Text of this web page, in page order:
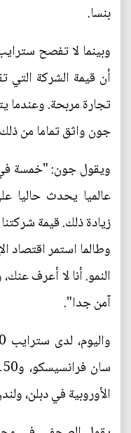
بنسا.
وبينما لا تفصح
تجارة مربحة. وعندما
جون واثق تماما من
ويقول جون: "خمسة في
عالميا يحدث حاليا
زيادة ذلك. قيمة
وطالما استمر اقتصاد
النمو. أنا لا أعرف
آمن جدا".
الأوروبية في دبلن،